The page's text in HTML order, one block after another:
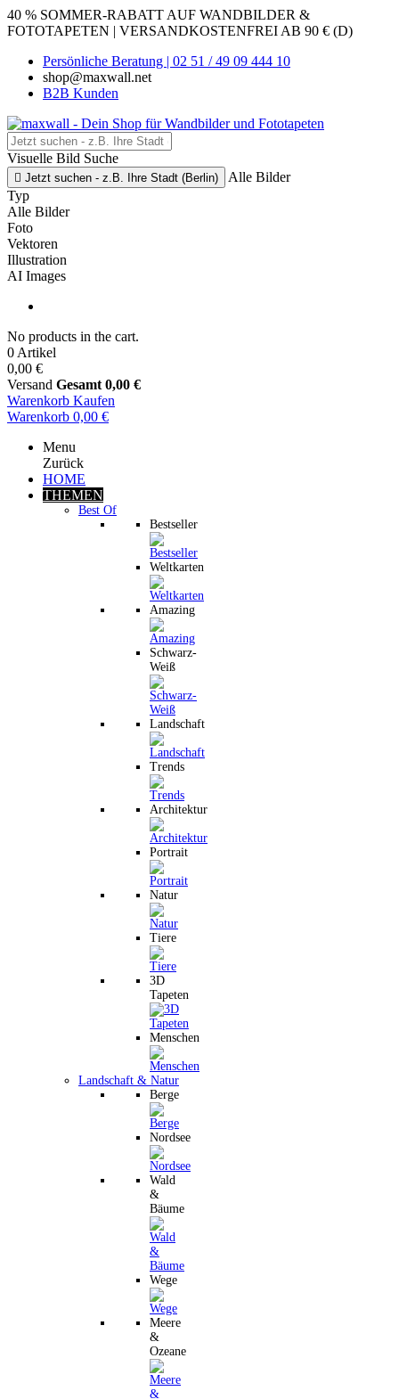
40 % SOMMER-RABATT AUF WANDBILDER &
FOTOTAPETEN | VERSANDKOSTENFREI AB 90 € (D)
Persönliche Beratung | 02 51 / 49 09 444 10
shop@maxwall.net
B2B Kunden
Visuelle Bild Suche
 Jetzt suchen - z.B. Ihre Stadt (Berlin)
Alle Bilder
Typ
Alle Bilder
Foto
Vektoren
Illustration
AI Images
No products in the cart.
0 Artikel
0,00 €
Versand Gesamt 0,00 €
Warenkorb Kaufen
Warenkorb 0,00 €
Menu
Zurück
HOME
THEMEN
Best Of
Bestseller
Weltkarten
Amazing
Schwarz-
Weiß
Landschaft
Trends
Architektur
Portrait
Natur
Tiere
3D
Tapeten
Menschen
Landschaft & Natur
Berge
Nordsee
Wald
&
Bäume
Wege
Meere
&
Ozeane